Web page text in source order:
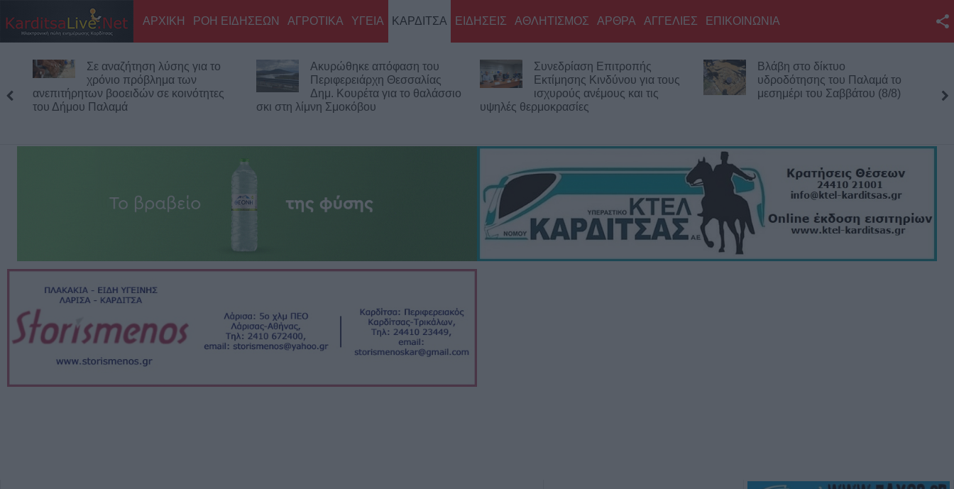
Twitter
YouTube
Επικοινωνία με το
ΑΡΧΙΚΗ ΡΟΗ ΕΙΔΗΣΕΩΝ ΑΓΡΟΤΙΚΑ ΥΓΕΙΑ ΚΑΡΔΙΤΣΑ ΕΙΔΗΣΕΙΣ ΑΘΛΗΤΙΣΜΟΣ ΑΡΘΡΑ ΑΓΓΕΛΙΕΣ ΕΠΙΚΟΙΝΩΝΙΑ
Σε αναζήτηση λύσης για το
χρόνιο πρόβλημα των
ανεπιτήρητων βοοειδών σε κοινότητες
του Δήμου Παλαμά
Ακυρώθηκε απόφαση του
Περιφερειάρχη Θεσσαλίας
Δημ. Κουρέτα για το θαλάσσιο
σκι στη λίμνη Σμοκόβου
Συνεδρίαση Επιτροπής
Εκτίμησης Κινδύνου για τους
ισχυρούς ανέμους και τις
υψηλές θερμοκρασίες
Βλάβη στο δίκτυο
υδροδότησης του Παλαμά το
μεσημέρι του Σαββάτου (8/8)